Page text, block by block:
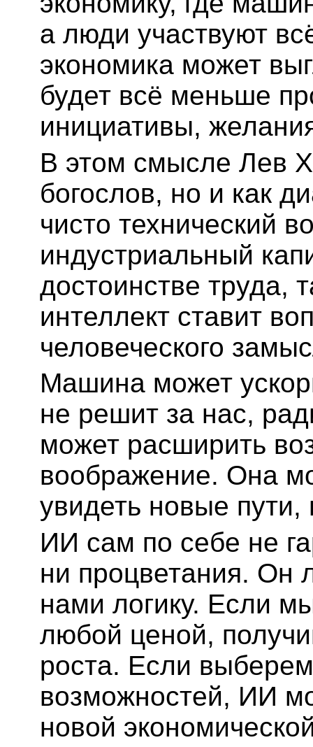
а люди участвуют
экономика может
будет всё меньше
инициативы,
В этом смысле Лев
богослов, но и как
чисто технический
индустриальный
достоинстве труда,
интеллект ставит
человеческого
Машина может
не решит за нас,
может расширить
воображение. Она
увидеть новые пути,
ИИ сам по себе не
ни процветания. Он
нами логику. Если
любой ценой,
роста. Если
возможностей, ИИ
новой